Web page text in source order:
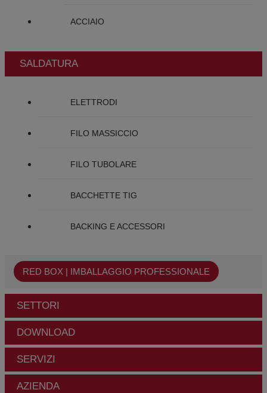
ACCIAIO
SALDATURA
ELETTRODI
FILO MASSICCIO
FILO TUBOLARE
BACCHETTE TIG
BACKING E ACCESSORI
RED BOX | IMBALLAGGIO PROFESSIONALE
SETTORI
DOWNLOAD
SERVIZI
AZIENDA